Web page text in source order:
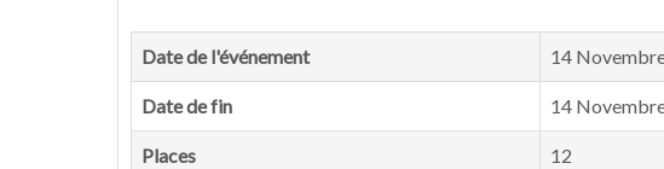
Date de l'événement 14
Date de fin 14
Places 12